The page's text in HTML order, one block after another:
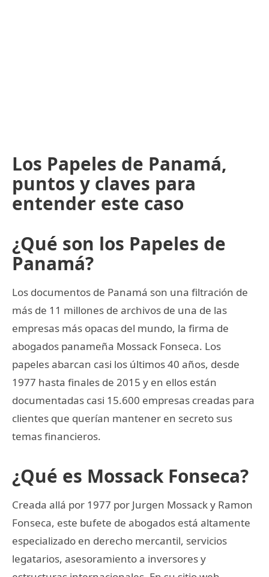
Los Papeles de Panamá,
puntos y claves para
entender este caso
¿Qué son los Papeles de
Panamá?
Los documentos de Panamá son una filtración de
más de 11 millones de archivos de una de las
empresas más opacas del mundo, la firma de
abogados panameña Mossack Fonseca. Los
papeles abarcan casi los últimos 40 años, desde
1977 hasta finales de 2015 y en ellos están
documentadas casi 15.600 empresas creadas para
clientes que querían mantener en secreto sus
temas financieros.
¿Qué es Mossack Fonseca?
Creada allá por 1977 por Jurgen Mossack y Ramon
Fonseca, este bufete de abogados está altamente
especializado en derecho mercantil, servicios
legatarios, asesoramiento a inversores y